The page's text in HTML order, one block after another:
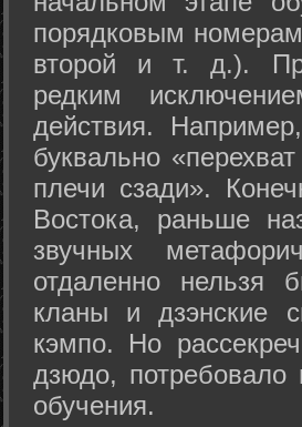
порядковым
второй и т. д.).
редким
действия.
буквально
плечи сзади».
Востока, раньше
звучных
отдаленно нельзя
кланы и дзэнские
кэмпо. Но
дзюдо, потребовало
обучения.